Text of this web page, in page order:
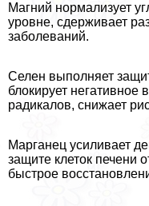
Магний нормализует
уровне, сдерживает
заболеваний.
Селен выполняет
блокирует негативное
радикалов, снижает
Марганец усиливает
защите клеток печени
быстрое